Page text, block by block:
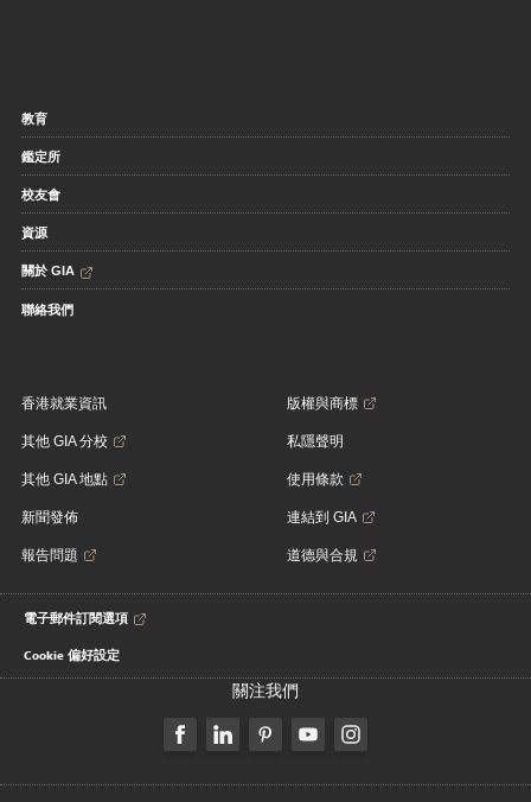
教育
鑑定所
校友會
資源
關於 GIA
聯絡我們
香港就業資訊
其他 GIA 分校
其他 GIA 地點
新聞發佈
報告問題
版權與商標
私隱聲明
使用條款
連結到 GIA
道德與合規
電子郵件訂閱選項
Cookie 偏好設定
關注我們